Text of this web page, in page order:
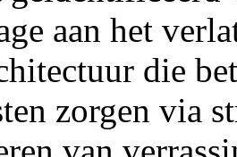
aan het
die
zorgen via